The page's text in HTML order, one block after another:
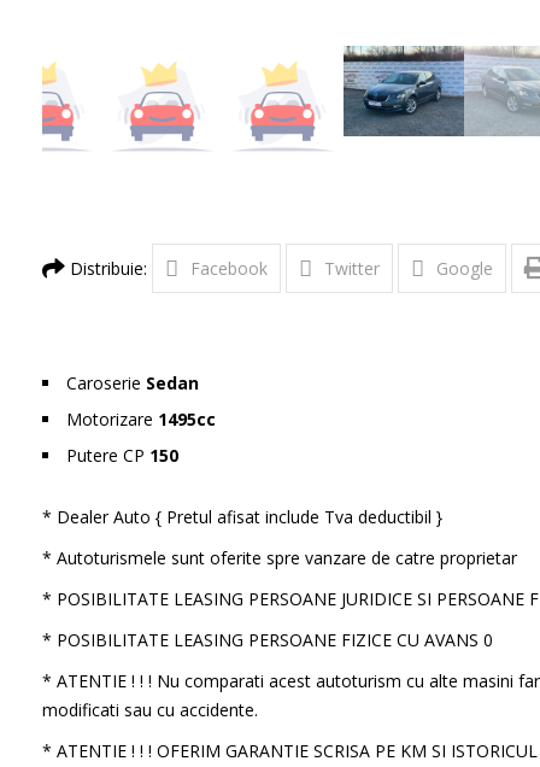
Distribuie: Facebook Twitter Google
Caroserie Sedan
Motorizare 1495cc
Putere CP 150
* Dealer Auto { Pretul afisat include Tva deductibil }
* Autoturismele sunt oferite spre vanzare de catre proprietar
* POSIBILITATE LEASING PERSOANE JURIDICE SI PERSOANE
* POSIBILITATE LEASING PERSOANE FIZICE CU AVANS 0
* ATENTIE ! ! ! Nu comparati acest autoturism cu alte masini
modificati sau cu accidente.
* ATENTIE ! ! ! OFERIM GARANTIE SCRISA PE KM SI